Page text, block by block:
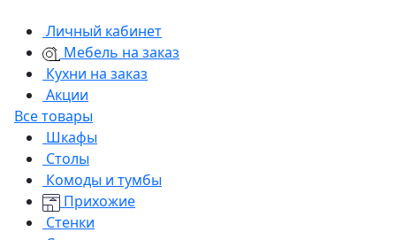
Личный кабинет
Мебель на заказ
Кухни на заказ
Акции
Все товары
Шкафы
Столы
Комоды и тумбы
Прихожие
Стенки